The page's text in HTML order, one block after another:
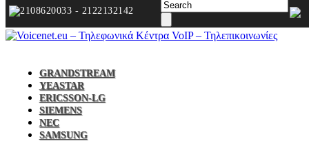
2108620033 - 2122132142
GRANDSTREAM
YEASTAR
ERICSSON-LG
SIEMENS
NEC
SAMSUNG